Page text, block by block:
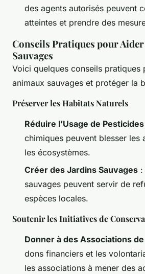
des agents autorisés peuvent
atteintes et prendre des
Conseils Pratiques pour
Sauvages
Voici quelques conseils pratiques
animaux sauvages et protéger la
Préserver les Habitats Naturels
Réduire l’Usage de Pesticides
chimiques peuvent blesser les
les écosystèmes.
Créer des Jardins Sauvages :
sauvages peuvent servir de
espèces locales.
Soutenir les Initiatives de
Donner à des Associations
dons financiers et les
les associations à mener des